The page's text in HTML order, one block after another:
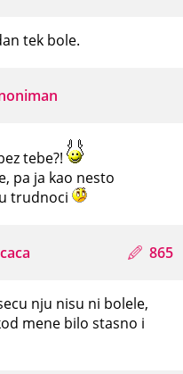
tek bole.
tebe?!
pa ja kao nesto
trudnoci
865
nju nisu ni bolele,
mene bilo stasno i